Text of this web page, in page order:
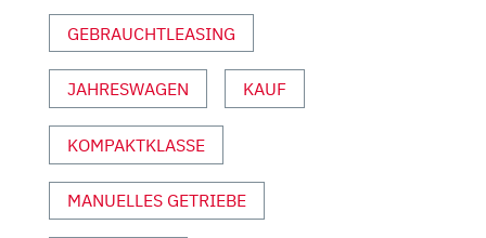
SPORT“
VON
ANZEIGEN
GEBRAUCHTLEASING
JAHRESWAGEN KAUF
KOMPAKTKLASSE
MANUELLES GETRIEBE